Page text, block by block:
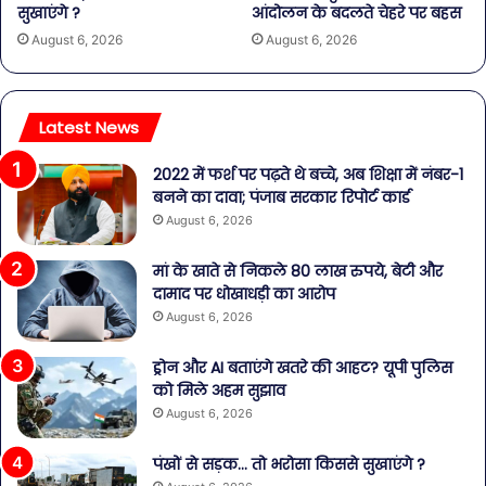
सुखाएंगे ?
August 6, 2026
आंदोलन के बदलते चेहरे पर बहस
August 6, 2026
Latest News
2022 में फर्श पर पढ़ते थे बच्चे, अब शिक्षा में नंबर-1
बनने का दावा; पंजाब सरकार रिपोर्ट कार्ड
August 6, 2026
मां के खाते से निकले 80 लाख रुपये, बेटी और
दामाद पर धोखाधड़ी का आरोप
August 6, 2026
ड्रोन और AI बताएंगे खतरे की आहट? यूपी पुलिस
को मिले अहम सुझाव
August 6, 2026
पंखों से सड़क… तो भरोसा किससे सुखाएंगे ?